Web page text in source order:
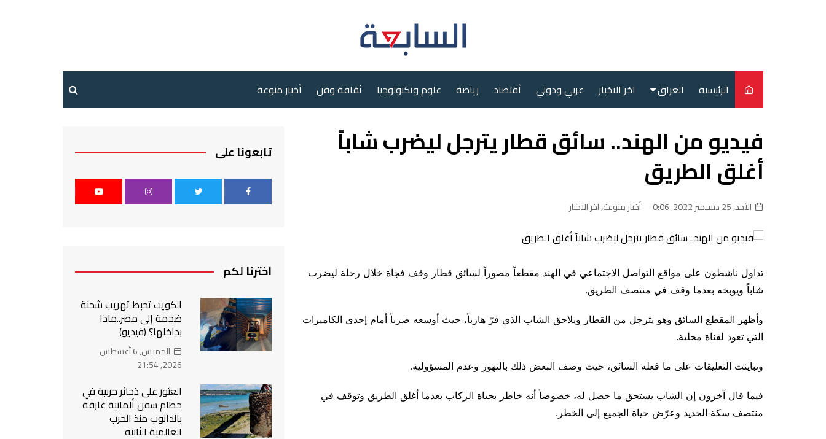
الرئيسية العراق
سياسة
محليات
اخر الاخبار عربي ودولي أقتصاد رياضة علوم وتكنولوجيا ثقافة وفن أخبار منوعة
فيديو من الهند.. سائق قطار يترجل ليضرب شاباً
أغلق الطريق
الأحد, 25 ديسمبر 2022, 0:06 أخبار منوعة,اخر الاخبار
تداول ناشطون على مواقع التواصل الاجتماعي في الهند مقطعاً مصوراً لسائق قطار وقف فجاة خلال رحلة ليضرب
شاباً ويوبخه بعدما وقف في منتصف الطريق.
وأظهر المقطع السائق وهو يترجل من القطار ويلاحق الشاب الذي فرّ هارباً، حيث أوسعه ضرباً أمام إحدى الكاميرات
التي تعود لقناة محلية.
وتباينت التعليقات على ما فعله السائق، حيث وصف البعض ذلك بالتهور وعدم المسؤولية.
فيما قال آخرون إن الشاب يستحق ما حصل له، خصوصاً أنه خاطر بحياة الركاب بعدما أغلق الطريق وتوقف في
منتصف سكة الحديد وعرّض حياة الجميع إلى الخطر.
تابعونا على
اخترنا لكم
الكويت تحبط تهريب شحنة
ضخمة إلى مصر..ماذا
بداخلها؟ (فيديو)
الخميس, 6 أغسطس
2026, 21:54
العثور على ذخائر حربية في
حطام سفن ألمانية غارقة
بالدانوب منذ الحرب
العالمية الثانية